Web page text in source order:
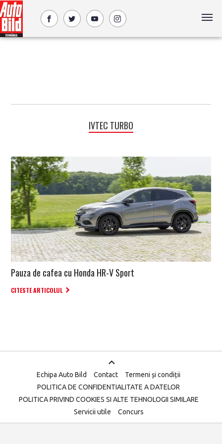
IVTEC TURBO
Pauza de cafea cu Honda HR-V Sport
CITESTE ARTICOLUL
Echipa Auto Bild Contact
Termeni și condiții
POLITICA DE CONFIDENTIALITATE A DATELOR
POLITICA PRIVIND COOKIES SI ALTE TEHNOLOGII SIMILARE
Servicii utile
Concurs